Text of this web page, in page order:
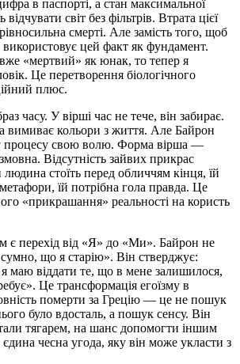
в паспорті, а стан максимальної
відчувати світ без фільтрів. Втрата цієї
смерті. Але замість того, щоб
використовує цей факт як фундамент.
«мертвий» як юнак, то тепер я
Це перетворення біологічного
плюс.
часу. У вірші час не тече, він забирає.
вимиває кольори з життя. Але Байрон
процесу свою волю. Форма вірша —
Відсутність зайвих прикрас
стоїть перед обличчям кінця, їй
їй потрібна гола правда. Це
«прикрашання» реальності на користь
перехід від «Я» до «Ми». Байрон не
що я старію». Він стверджує:
я маю віддати те, що в мене залишилося,
Це трансформація егоїзму в
померти за Грецію — це не пошук
було вдосталь, а пошук сенсу. Він
тягарем, на шанс допомогти іншим
чесна угода, яку він може укласти з